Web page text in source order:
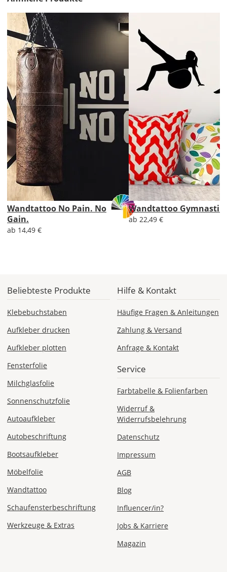
Lieferzeit
&
Versandkosten?
DE
Di., 18.08. -
Sa., 22.08.
ohne
Versandkosten 1,99
Priority
Deutschland
Fr., 14.08. - Di.,
ab 7,98
ab 5,99 EUR*
Versandkosten 1,99
EU
AT
CH
Wandtattoo No Pain. No
Gain.
ab 14,49 €
Wandtattoo Gymnastik
ab 22,49 €
Beliebteste Produkte
Klebebuchstaben
Aufkleber drucken
Aufkleber plotten
Fensterfolie
Milchglasfolie
Sonnenschutzfolie
Autoaufkleber
Autobeschriftung
Bootsaufkleber
Möbelfolie
Wandtattoo
Schaufensterbeschriftung
Werkzeuge & Extras
Hilfe & Kontakt
Häufige Fragen & Anleitungen
Zahlung & Versand
Anfrage & Kontakt
Service
Farbtabelle & Folienfarben
Widerruf &
Widerrufsbelehrung
Datenschutz
Impressum
AGB
Blog
Influencer/in?
Jobs & Karriere
Magazin